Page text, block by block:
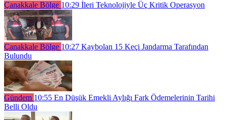
Çanakkale Bölge 10:29 İleri Teknolojiyle Üç Kritik Operasyon
Çanakkale Bölge 10:27 Kaybolan 15 Keçi Jandarma Tarafından
Bulundu
Gündem 10:55 En Düşük Emekli Aylığı Fark Ödemelerinin Tarihi
Belli Oldu